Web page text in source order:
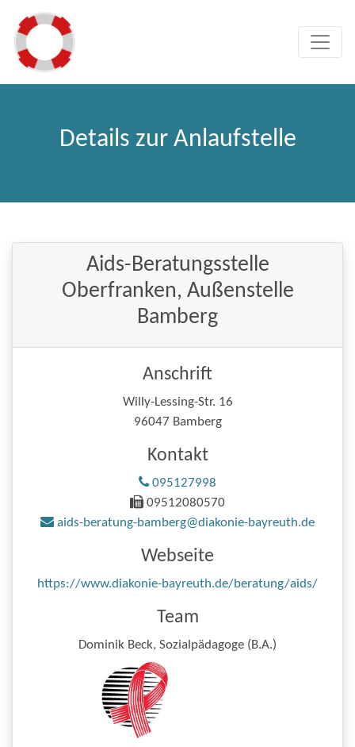
Details zur Anlaufstelle
Aids-Beratungsstelle
Oberfranken, Außenstelle
Bamberg
Anschrift
Willy-Lessing-Str. 16
96047 Bamberg
Kontakt
095127998
09512080570
aids-beratung-bamberg@diakonie-bayreuth.de
Webseite
https://www.diakonie-bayreuth.de/beratung/aids/
Team
Dominik Beck, Sozialpädagoge (B.A.)